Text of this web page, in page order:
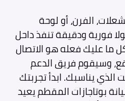
الفرن، أو لوحة
فورية ودقيقة تنفذ داحل
ما عليك فعله هو الاتصال
وسيقوم فريق الدعم
الذي يناسبك. ابدأ تجربتك
بوتاجازات المقطم يعيد